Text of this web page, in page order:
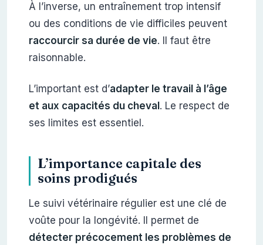
À l’inverse, un entraînement trop intensif
ou des conditions de vie difficiles peuvent
raccourcir sa durée de vie. Il faut être
raisonnable.
L’important est d’adapter le travail à l’âge
et aux capacités du cheval . Le respect de
ses limites est essentiel.
L’importance capitale des
soins prodigués
Le suivi vétérinaire régulier est une clé de
voûte pour la longévité. Il permet de
détecter précocement les problèmes de